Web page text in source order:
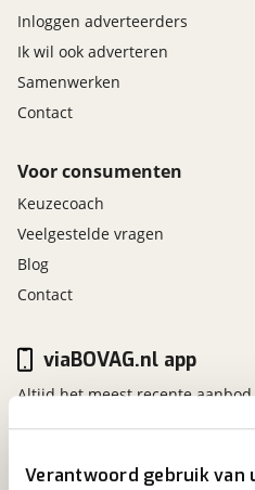
Verantwoord gebruik van
Inloggen adverteerders
Ik wil ook adverteren
Samenwerken
Contact
Voor consumenten
Keuzecoach
Veelgestelde vragen
Blog
Contact
viaBOVAG.nl app
Altijd het meest recente